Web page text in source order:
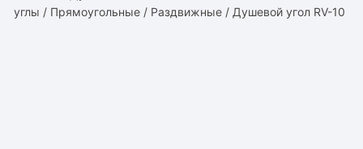
углы / Прямоугольные / Раздвижные / Душевой угол RV-10